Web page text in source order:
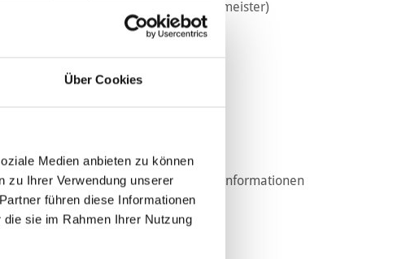
Über Cookies
Medien anbieten zu können
zu Ihrer Verwendung unserer
führen diese Informationen
sie im Rahmen Ihrer Nutzung
Rathmann (Orthopädiemechanikermeister)
und Ver­brau­chern ge­schaf­fen. In­for­ma­tio­nen